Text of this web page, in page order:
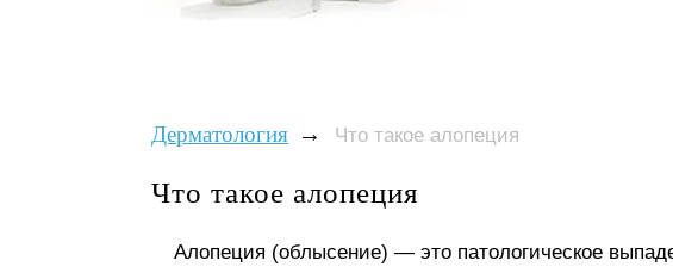
Дерматология → Что такое алопеция
Что такое алопеция
Алопеция (облысение) — это патологическое